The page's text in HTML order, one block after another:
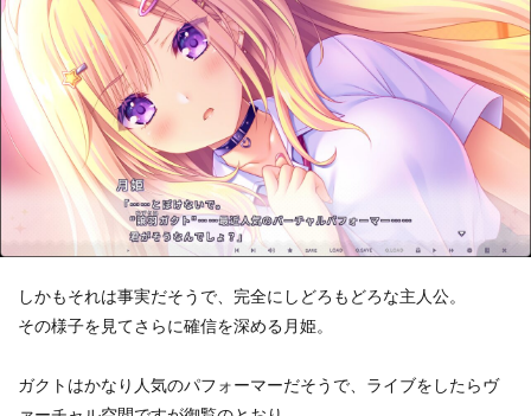
しかもそれは事実だそうで、完全にしどろもどろな主人公。
その様子を見てさらに確信を深める月姫。
ガクトはかなり人気のパフォーマーだそうで、ライブをしたらヴ